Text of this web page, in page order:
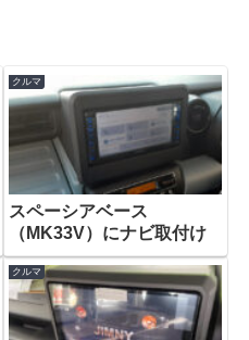
クルマ
スペーシアベース
（MK33V）にナビ取付け
クルマ